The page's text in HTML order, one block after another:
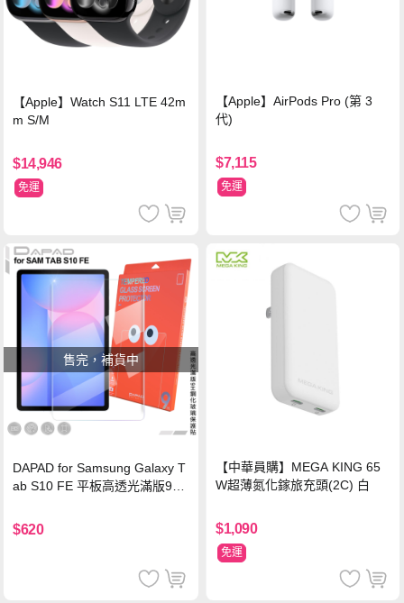
【Apple】Watch S11 LTE 42m
m S/M
$14,946
免運
【Apple】AirPods Pro (第 3
代)
$7,115
免運
售完，補貨中
DAPAD for Samsung Galaxy T
ab S10 FE 平板高透光滿版9H
$620
【中華員購】MEGA KING 65
W超薄氮化鎵旅充頭(2C) 白
$1,090
免運